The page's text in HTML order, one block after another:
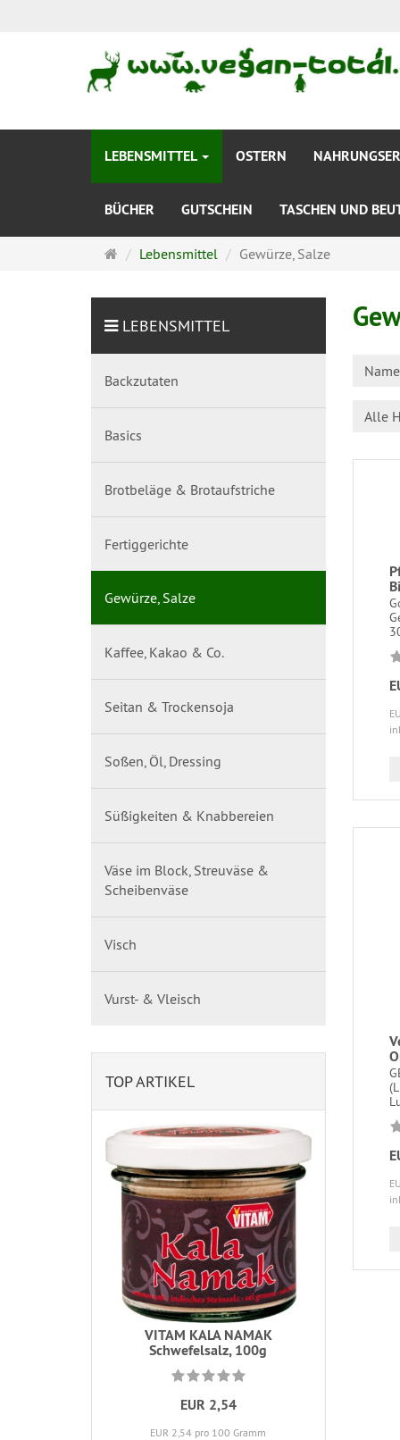
LEBENSMITTEL OSTERN
BÜCHER GUTSCHEIN TASCHEN UND
Startseite
Lebensmittel Gewürze, Salze
Alle
LEBENSMITTEL
Backzutaten
Basics
Brotbeläge & Brotaufstriche
Fertiggerichte
Gewürze, Salze
Kaffee, Kakao & Co.
Seitan & Trockensoja
Soßen, Öl, Dressing
Süßigkeiten & Knabbereien
Väse im Block, Streuväse &
Scheibenväse
Visch
Vurst- & Vleisch
TOP ARTIKEL
VITAM KALA NAMAK
Schwefelsalz, 100g
EUR 2,54
EUR 2,54 pro 100 Gramm